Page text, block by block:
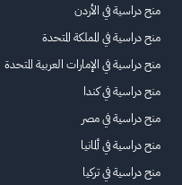
منح دراسية في الأردن
منح دراسية في المملكة المتحدة
منح دراسية في الإمارات العربية المتحدة
منح دراسية في كندا
منح دراسية في مصر
منح دراسية في ألمانيا
منح دراسية في تركيا